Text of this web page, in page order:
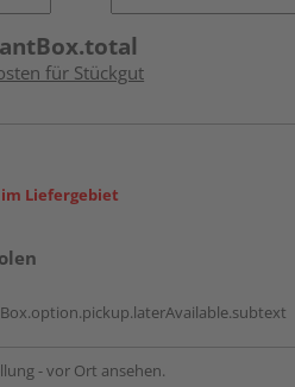
für Stückgut
Liefergebiet
- vor Ort ansehen.